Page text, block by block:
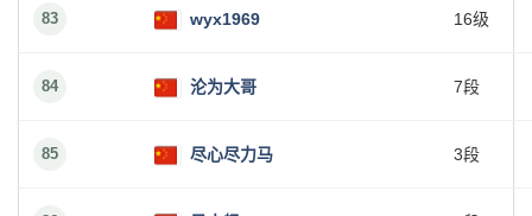
83 wyx1969 16级
84 沦为大哥 7段
85 尽心尽力马 3段